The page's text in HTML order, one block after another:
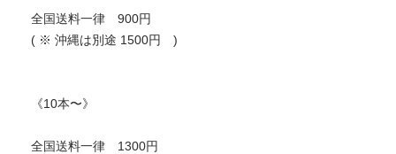
全国送料一律 900円
( ※ 沖縄は別途 1500円 )
《10本〜》
全国送料一律 1300円